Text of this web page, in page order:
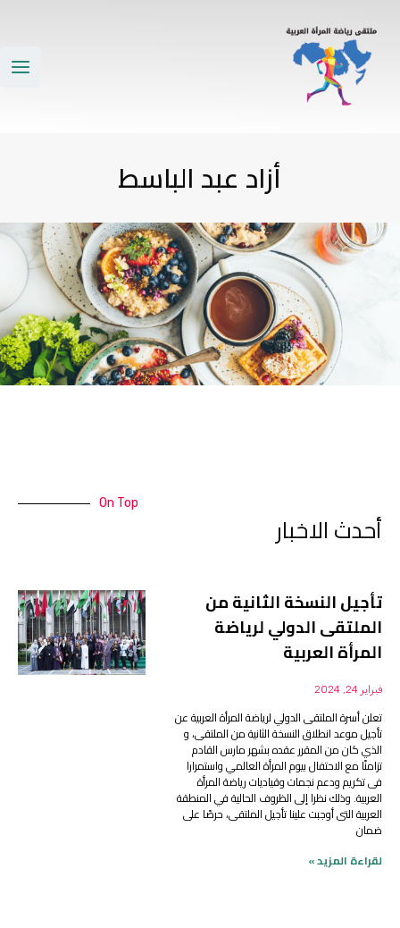
المحتوى
أزاد عبد الباسط
On Top
أحدث الاخبار
تأجيل النسخة الثانية من
الملتقى الدولي لرياضة
المرأة العربية
فبراير 24, 2024
تعلن أسرة الملتقى الدولي لرياضة المرأة العربية عن
تأجيل موعد انطلاق النسخة الثانية من الملتقى، و
الذي كان من المقرر عقده بشهر مارس القادم
تزامنًا مع الاحتفال بيوم المرأة العالمي واستمرارا
فى تكريم ودعم نجمات وقياديات رياضة المرأة
العربية. وذلك نظرا إلى الظروف الحالية في المنطقة
العربية التى أوجبت علينا تأجيل الملتقى، حرصًا على
ضمان
لقراءة المزيد »